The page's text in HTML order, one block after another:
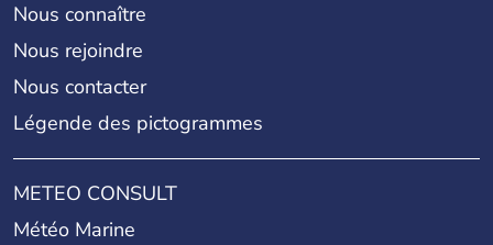
Nous connaître
Nous rejoindre
Nous contacter
Légende des pictogrammes
METEO CONSULT
Météo Marine